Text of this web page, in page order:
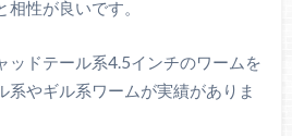
性が良いです。
ッドテール系4.5インチのワームを
系やギル系ワームが実績がありま